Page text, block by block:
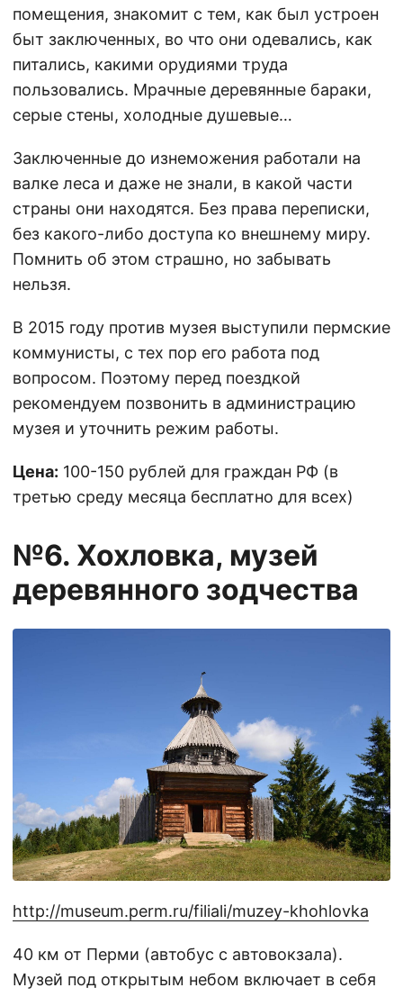
помещения, знакомит с тем, как был устроен
быт заключенных, во что они одевались, как
питались, какими орудиями труда
пользовались. Мрачные деревянные бараки,
серые стены, холодные душевые…
Заключенные до изнеможения работали на
валке леса и даже не знали, в какой части
страны они находятся. Без права переписки,
без какого-либо доступа ко внешнему миру.
Помнить об этом страшно, но забывать
нельзя.
В 2015 году против музея выступили пермские
коммунисты, с тех пор его работа под
вопросом. Поэтому перед поездкой
рекомендуем позвонить в администрацию
музея и уточнить режим работы.
Цена: 100-150 рублей для граждан РФ (в
третью среду месяца бесплатно для всех)
№6. Хохловка, музей
деревянного зодчества
http://museum.perm.ru/filiali/muzey-khohlovka
40 км от Перми (автобус с автовокзала).
Музей под открытым небом включает в себя